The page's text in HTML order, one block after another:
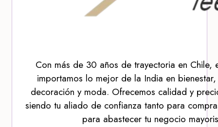
Con más de 30 años de trayectoria en Chile,
importamos lo mejor de la India en
decoración y moda. Ofrecemos calidad y
siendo tu aliado de confianza tanto para
para abastecer tu negocio